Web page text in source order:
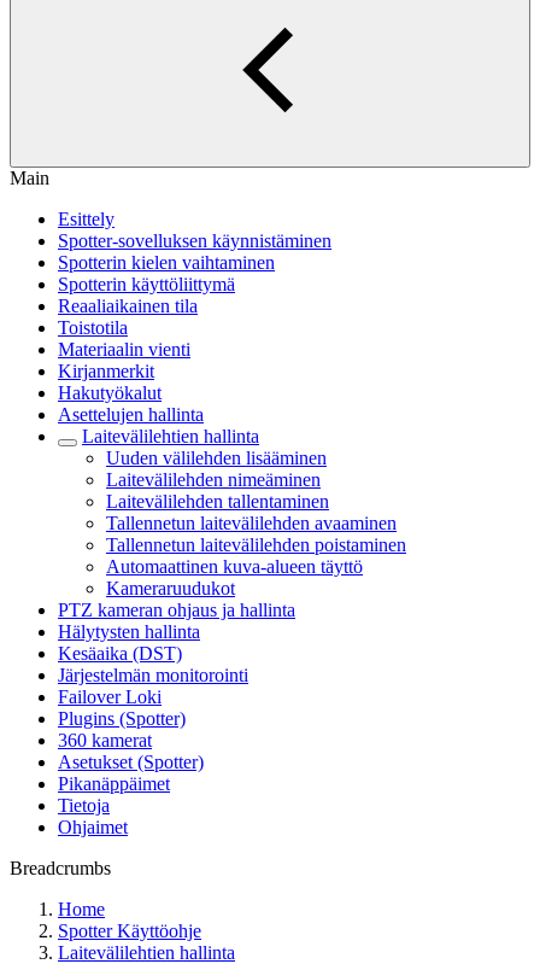
Main
Esittely
Spotter-sovelluksen käynnistäminen
Spotterin kielen vaihtaminen
Spotterin käyttöliittymä
Reaaliaikainen tila
Toistotila
Materiaalin vienti
Kirjanmerkit
Hakutyökalut
Asettelujen hallinta
Laitevälilehtien hallinta
Uuden välilehden lisääminen
Laitevälilehden nimeäminen
Laitevälilehden tallentaminen
Tallennetun laitevälilehden avaaminen
Tallennetun laitevälilehden poistaminen
Automaattinen kuva-alueen täyttö
Kameraruudukot
PTZ kameran ohjaus ja hallinta
Hälytysten hallinta
Kesäaika (DST)
Järjestelmän monitorointi
Failover Loki
Plugins (Spotter)
360 kamerat
Asetukset (Spotter)
Pikanäppäimet
Tietoja
Ohjaimet
Breadcrumbs
Home
Spotter Käyttöohje
Laitevälilehtien hallinta